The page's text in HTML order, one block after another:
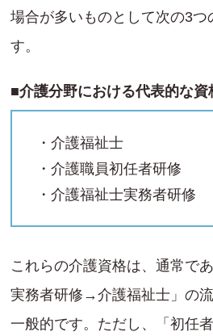
場合が多いものとして次の3つ
す。
■介護分野における代表的な資
・介護福祉士
・介護職員初任者研修
・介護福祉士実務者研修
これらの介護資格は、通常で
実務者研修→介護福祉士」の
一般的です。ただし、「初任